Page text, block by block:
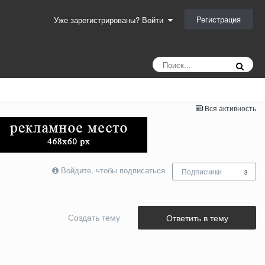
Уже зарегистрированы? Войти Регистрация
Вся активность
Войдите, чтобы подписаться Подписчики 3
Ответить в тему
Создать тему